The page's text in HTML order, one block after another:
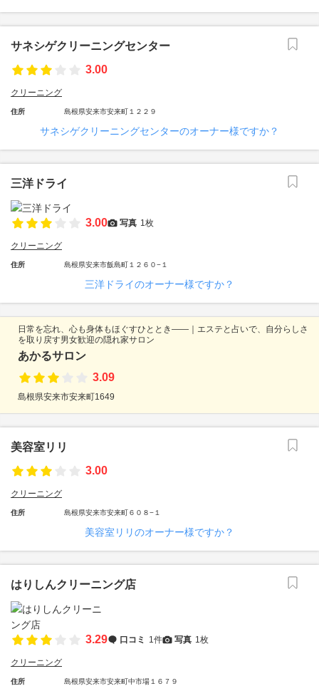
サネシゲクリーニングセンター
3.00
クリーニング
住所 島根県安来市安来町１２２９
サネシゲクリーニングセンターのオーナー様ですか？
三洋ドライ
3.00 写真 1枚
クリーニング
住所 島根県安来市飯島町１２６０−１
三洋ドライのオーナー様ですか？
日常を忘れ、心も身体もほぐすひととき――｜エステと占いで、自分らしさ
を取り戻す男女歓迎の隠れ家サロン
あかるサロン
3.09
島根県安来市安来町1649
美容室リリ
3.00
クリーニング
住所 島根県安来市安来町６０８−１
美容室リリのオーナー様ですか？
はりしんクリーニング店
3.29 口コミ 1件 写真 1枚
クリーニング
住所 島根県安来市安来町中市場１６７９